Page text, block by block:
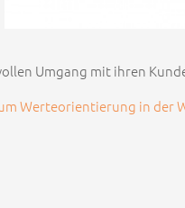
Umgang mit ihren
Werteorientierung in der